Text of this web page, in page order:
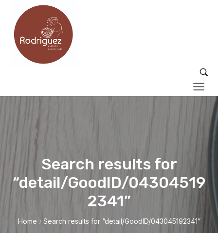
Search results for
“detail/GoodID/04304519
2341”
Home / Search results for “detail/GoodID/043045192341”